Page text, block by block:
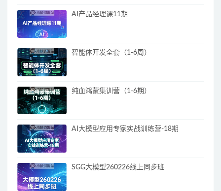
AI产品经理课11期
智能体开发全套（1-6周）
纯血鸿蒙集训营（1-6期）
AI大模型应用专家实战训练营-18期
SGG大模型260226线上同步班